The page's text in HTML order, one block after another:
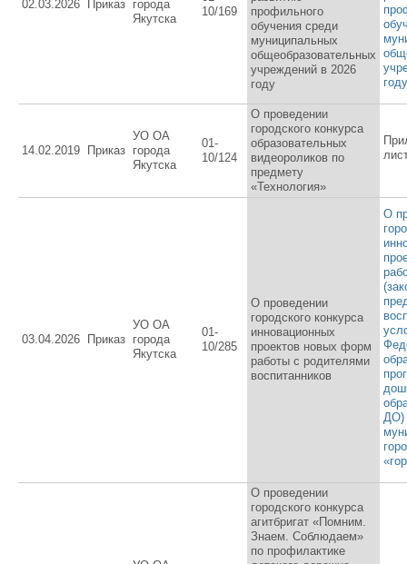
02.03.2026 Приказ
города
Якутска
10/169
профильного
обучения среди
муниципальных
общеобразовательных
учреждений в 2026
году
году
14.02.2019 Приказ
УО ОА
города
Якутска
01-
10/124
О проведении
городского конкурса
образовательных
видеороликов по
предмету
«Технология»
03.04.2026 Приказ
УО ОА
города
Якутска
01-
10/285
О проведении
городского конкурса
инновационных
проектов новых форм
работы с родителями
воспитанников
О
ДО)
О проведении
городского конкурса
агитбригат «Помним.
Знаем. Соблюдаем»
по профилактике